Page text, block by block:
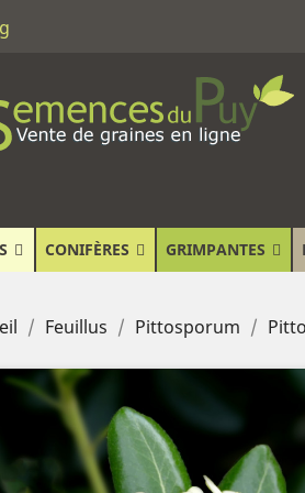
CONIFÈRES GRIMPANTES
Feuillus Pittosporum